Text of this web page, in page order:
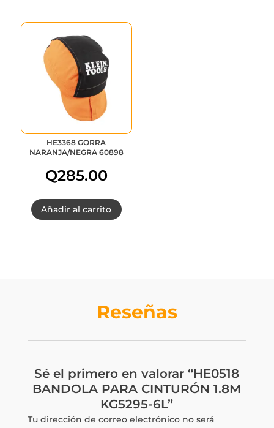
HE3368 GORRA
NARANJA/NEGRA 60898
Q285.00
Añadir al carrito
Reseñas
Sé el primero en valorar “HE0518
BANDOLA PARA CINTURÓN 1.8M
KG5295-6L”
Tu dirección de correo electrónico no será